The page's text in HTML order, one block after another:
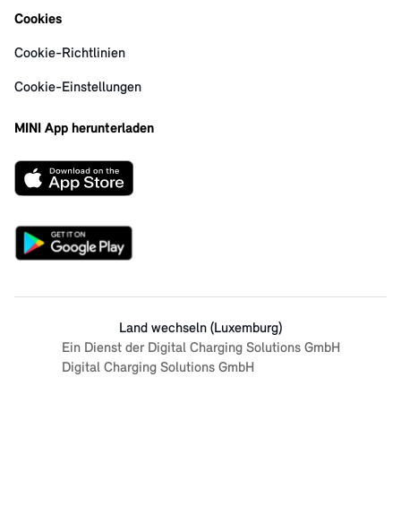
Cookies
Cookie-Richtlinien
Cookie-Einstellungen
MINI App herunterladen
Land wechseln (Luxemburg)
Ein Dienst der Digital Charging Solutions GmbH
Digital Charging Solutions GmbH